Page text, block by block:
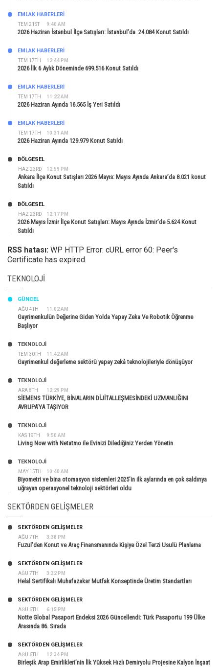
TEM 21ST 9:40 AM
EMLAK HABERLERI
2026 Haziran İstanbul İlçe Satışları: İstanbul’da 24.084 Konut Satıldı
TEM 17TH 12:44 PM
EMLAK HABERLERI
2026 İlk 6 Aylık Döneminde 699.516 Konut Satıldı
TEM 17TH 11:22 AM
EMLAK HABERLERI
2026 Haziran Ayında 16.565 İş Yeri Satıldı
TEM 17TH 10:31 AM
EMLAK HABERLERI
2026 Haziran Ayında 129.979 Konut Satıldı
HAZ 23RD 12:59 PM
BÖLGESEL
Ankara İlçe Konut Satışları 2026 Mayıs: Mayıs Ayında Ankara’da 8.021 konut
Satıldı
HAZ 23RD 12:17 PM
BÖLGESEL
2026 Mayıs İzmir İlçe Konut Satışları: Mayıs Ayında İzmir’de 5.624 Konut
Satıldı
RSS hatası: WP HTTP Error: cURL error 60: Peer's
Certificate has expired.
TEKNOLOJI
AĞU 4TH 11:02 AM
GÜNCEL
Gayrimenkulün Değerine Giden Yolda Yapay Zeka Ve Robotik Öğrenme
Başlıyor
TEM 30TH 11:42 AM
TEKNOLOJİ
Gayrimenkul değerleme sektörü yapay zekâ teknolojileriyle dönüşüyor
ARA 8TH 12:29 PM
TEKNOLOJİ
SİEMENS TÜRKİYE, BİNALARIN DİJİTALLEŞMESİNDEKİ UZMANLIĞINI
AVRUPA’YA TAŞIYOR
KAS 19TH 9:50 AM
TEKNOLOJİ
Living Now with Netatmo ile Evinizi Dilediğiniz Yerden Yönetin
MAY 15TH 10:40 AM
TEKNOLOJİ
Biyometri ve bina otomasyon sistemleri 2025’in ilk aylarında en çok saldırıya
uğrayan operasyonel teknoloji sektörleri oldu
SEKTÖRDEN GELIŞMELER
AĞU 7TH 3:38 PM
SEKTÖRDEN GELIŞMELER
Fuzul’den Konut ve Araç Finansmanında Kişiye Özel Terzi Usulü Planlama
AĞU 7TH 3:32 PM
SEKTÖRDEN GELIŞMELER
Helal Sertifikalı Muhafazakar Mutfak Konseptinde Üretim Standartları
AĞU 6TH 6:15 PM
SEKTÖRDEN GELIŞMELER
Notte Global Pasaport Endeksi 2026 Güncellendi: Türk Pasaportu 199 Ülke
Arasında 86. Sırada
AĞU 6TH 12:34 PM
SEKTÖRDEN GELIŞMELER
Birleşik Arap Emirlikleri’nin İlk Yüksek Hızlı Demiryolu Projesine Kalyon İnşaat